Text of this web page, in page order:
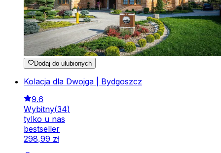
Dodaj do ulubionych
Kolacja dla Dwojga | Bydgoszcz
9.6
Wybitny(34)
tylko u nas
bestseller
298,99 zł